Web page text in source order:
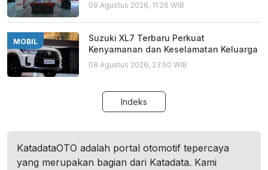
09 Agustus 2026, 11:26 WIB
MOBIL
Suzuki XL7 Terbaru Perkuat
Kenyamanan dan Keselamatan Keluarga
08 Agustus 2026, 23:50 WIB
Indeks
KatadataOTO adalah portal otomotif tepercaya
yang merupakan bagian dari Katadata. Kami